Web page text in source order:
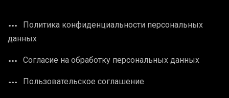
Политика конфиденциальности персональных
данных
Согласие на обработку персональных данных
Пользовательское соглашение